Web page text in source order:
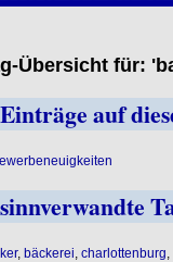
Übersicht für:
Einträge auf
sinnverwandte
, bäckerei charlottenburg